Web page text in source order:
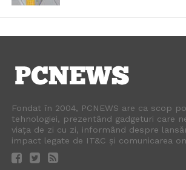
Fondat în 2004, PCNEWS are ca scop
tehnologiei, prezentând gadgeturi care
viața de zi cu zi, informând despre
impact legate de IT&C și comunicarea